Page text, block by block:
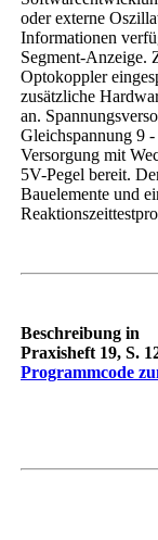
oder externe
Informationen
Segment-Anzeige.
Optokoppler
zusätzliche
an.
Gleichspannung 9
Versorgung mit
5V-Pegel bereit.
Bauelemente und
Beschreibung in
Praxisheft 19, S.
Programmcode